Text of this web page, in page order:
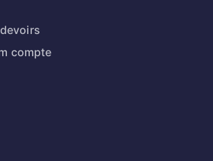
compte